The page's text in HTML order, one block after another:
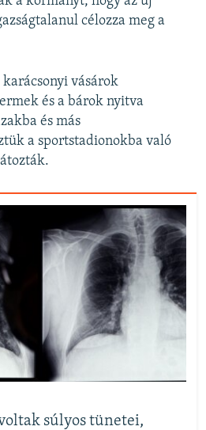
célozza meg a
vásárok
és a bárok nyitva
és más
a sportstadionokba való
súlyos tünetei,